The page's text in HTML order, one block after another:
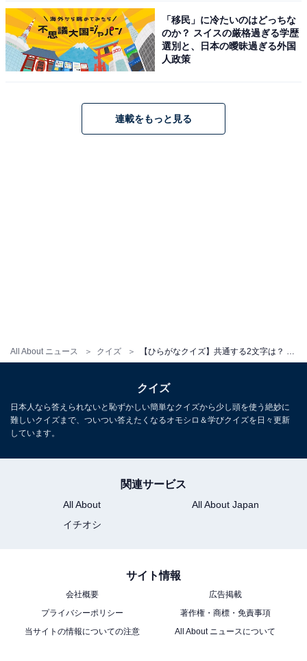
All About ニュース クイズ
「移民」に冷たいのはどっちな
のか？ スイスの厳格過ぎる学歴
選別と、日本の曖昧過ぎる外国
人政策
連載をもっと見る
クイズ
日本人なら答えられないと恥ずかしい簡単なクイズから少し頭を使う絶妙に
難しいクイズまで、ついつい答えたくなるオモシロ＆学びクイズを日々更新
しています。
関連サービス
All About
All About Japan
イチオシ
サイト情報
会社概要
広告掲載
プライバシーポリシー
著作権・商標・免責事項
当サイトの情報についての注意
All About ニュースについて